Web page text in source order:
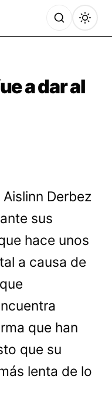
a dar al
Derbez
sus
hace unos
a causa de
que han
que su
lenta de lo